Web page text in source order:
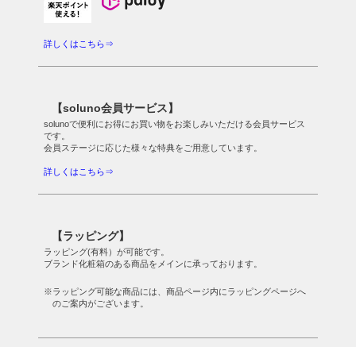
詳しくはこちら⇒
【soluno会員サービス】
solunoで便利にお得にお買い物をお楽しみいただける会員サービス
です。
会員ステージに応じた様々な特典をご用意しています。
詳しくはこちら⇒
【ラッピング】
ラッピング(有料）が可能です。
ブランド化粧箱のある商品をメインに承っております。
※ラッピング可能な商品には、商品ページ内にラッピングページへ
のご案内がございます。